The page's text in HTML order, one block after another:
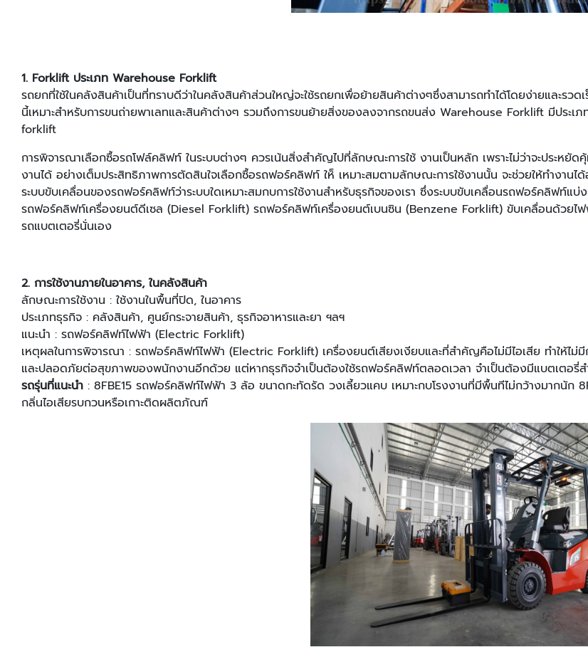
1. Forklift ประเภท Warehouse Forklift
รถยกที่ใช้ในคลังสินค้าเป็นที่ทราบดีว่าในคลังสินค้าส่วนใหญ่จะใช้รถยกเพื่อย้ายสินค้าต่างๆซึ่งสามารถทําได้โดยง่ายและร
นี้เหมาะสําหรับการขนถ่ายพาเลทและสินค้าต่างๆ รวมถึงการขนย้ายสิ่งของลงจากรถขนส่ง Warehouse Forklift มีปร
forklift
การพิจารณาเลือกซื้อรถโฟล์คลิฟท์ ในระบบต่างๆ ควรเน้นสิ่งสำคัญไปที่ลักษณะการใช้ งานเป็นหลัก เพราะไม่ว่าจะประหยั
งานได้ อย่างเต็มประสิทธิภาพการตัดสินใจเลือกซื้อรถฟอร์คลิฟท์ ให็ เหมาะสมตามลักษณะการใช้งานนั้น จะช่วยให้ทำงาน
ระบบขับเคลื่อนของรถฟอร์คลิฟท์ว่าระบบใดเหมาะสมกบการใช้งานสำหรับธุรกิจของเรา ซึ่งระบบขับเคลื่อนรถฟอร์คลิฟท์
รถฟอร์คลิฟท์เครื่องยนต์ดีเซล (Diesel Forklift) รถฟอร์คลิฟท์เครื่องยนต์เบนซิน (Benzene Forklift) ขับเคลื่อนด้วย
รถแบตเตอรี่นั่นเอง
2. การใช้งานภายในอาคาร, ในคลังสินค้า
ลักษณะการใช้งาน : ใช้งานในพื้นที่ปิด, ในอาคาร
ประเภทธุรกิจ : คลังสินค้า, ศูนย์กระจายสินค้า, ธุรกิจอาหารและยา ฯลฯ
แนะนํา : รถฟอร์คลิฟท์ไฟฟ้า (Electric Forklift)
เหตุผลในการพิจารณา : รถฟอร์คลิฟท์ไฟฟ้า (Electric Forklift) เครื่องยนต์เสียงเงียบและที่สําคัญคือไม่มีไอเสีย ทําให้ไม่มี
และปลอดภัยต่อสุขภาพของพนักงานอีกด้วย แต่หากธุรกิจจําเป็นต้องใช้รถฟอร์คลิฟท์ตลอดเวลา จําเป็นต้องมีแบตเตอรี่
รถรุ่นที่แนะนํา : 8FBE15 รถฟอร์คลิฟท์ไฟฟ้า 3 ล้อ ขนาดกะทัดรัด วงเลี้ยวแคบ เหมาะกบโรงงานที่มีพื้นทีไม่กว้างมากนัก
กลิ่นไอเสียรบกวนหรือเกาะติดผลิตภัณฑ์